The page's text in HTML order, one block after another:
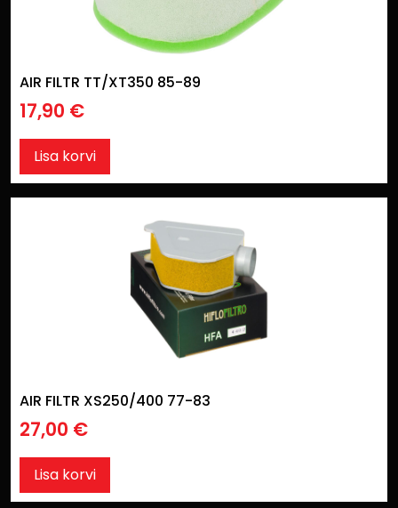
AIR FILTR TT/XT350 85-89
17,90 €
Lisa korvi
AIR FILTR XS250/400 77-83
27,00 €
Lisa korvi